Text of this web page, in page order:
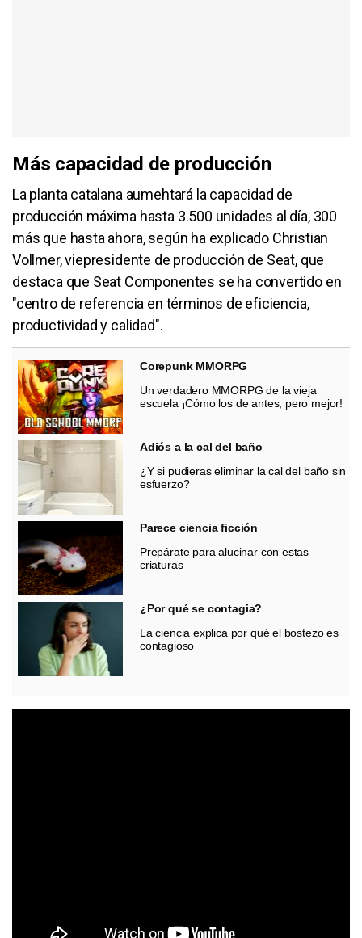
Más capacidad de producción
La planta catalana aumehtará la capacidad de
producción máxima hasta 3.500 unidades al día, 300
más que hasta ahora, según ha explicado Christian
Vollmer, viepresidente de producción de Seat, que
destaca que Seat Componentes se ha convertido en
"centro de referencia en términos de eficiencia,
productividad y calidad".
Corepunk MMORPG
Un verdadero MMORPG de la vieja
escuela ¡Cómo los de antes, pero mejor!
Adiós a la cal del baño
¿Y si pudieras eliminar la cal del baño sin
esfuerzo?
Parece ciencia ficción
Prepárate para alucinar con estas
criaturas
¿Por qué se contagia?
La ciencia explica por qué el bostezo es
contagioso